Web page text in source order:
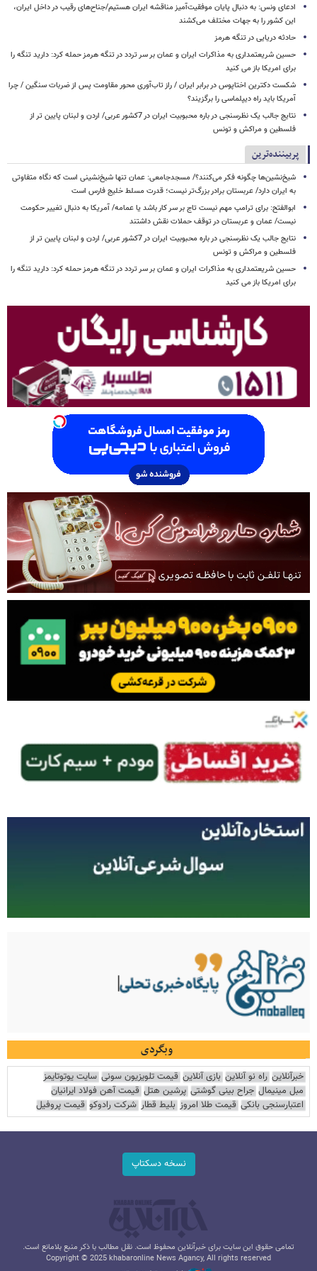
ادعای ونس: به دنبال پایان موفقیت‌آمیز مناقشه ایران هستیم/جناح‌های رقیب در داخل ایران،
این کشور را به جهات مختلف می‌کشند
حادثه دریایی در تنگه هرمز
حسین شریعتمداری به مذاکرات ایران و عمان بر سر تردد در تنگه هرمز حمله کرد: دارید تنگه را
برای امریکا باز می کنید
شکست دکترین اختاپوس در برابر ایران / راز تاب‌آوری محور مقاومت پس از ضربات سنگین / چرا
آمریکا باید راه دیپلماسی را برگزیند؟
نتایج جالب یک نظرسنجی در باره محبوبیت ایران در 7کشور عربی/ اردن و لبنان پایین تر از
فلسطین و مراکش و تونس
پربیننده‌ترین
شیخ‌نشین‌ها چگونه فکر می‌کنند؟/ مسجدجامعی: عمان تنها شیخ‌نشینی است که نگاه متفاوتی
به ایران دارد/ عربستان برادر بزرگ‌تر نیست؛ قدرت مسلط خلیج فارس است
ابوالفتح: برای ترامپ مهم نیست تاج بر سر کار باشد یا عمامه/ آمریکا به دنبال تغییر حکومت
نیست/ عمان و عربستان در توقف حملات نقش داشتند
نتایج جالب یک نظرسنجی در باره محبوبیت ایران در 7کشور عربی/ اردن و لبنان پایین تر از
فلسطین و مراکش و تونس
حسین شریعتمداری به مذاکرات ایران و عمان بر سر تردد در تنگه هرمز حمله کرد: دارید تنگه را
برای امریکا باز می کنید
وبگردی
خبرآنلاین راه نو آنلاین بازی آنلاین قیمت تلویزیون سونی سایت یوتوتایمز
مبل مینیمال جراح بینی گوشتی پرشین هتل قیمت آهن فولاد ایرانیان
اعتبارسنجی بانکی قیمت طلا امروز بلیط قطار شرکت رادوکو قیمت پروفیل
نسخه دسکتاپ
تمامی حقوق این سایت برای خبرآنلاین محفوظ است. نقل مطالب با ذکر منبع بلامانع است.
Copyright © 2025 khabaronline News Agancy, All rights reserved